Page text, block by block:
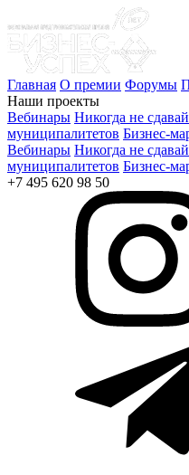
Главная О премии Форумы
Наши проекты
Вебинары Никогда не
муниципалитетов Бизнес-
Вебинары Никогда не
муниципалитетов Бизнес-
+7 495 620 98 50